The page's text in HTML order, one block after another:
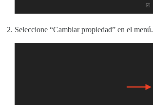
Seleccione “Cambiar propiedad” en el menú.